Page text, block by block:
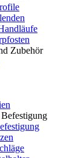
Zubehör